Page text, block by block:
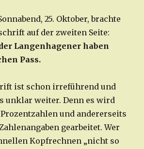
25. Oktober, brachte
auf der zweiten Seite:
Langenhagener haben
Pass.
ist schon irreführend und
unklar weiter. Denn es wird
und andererseits
gearbeitet. Wer
Kopfrechnen „nicht so